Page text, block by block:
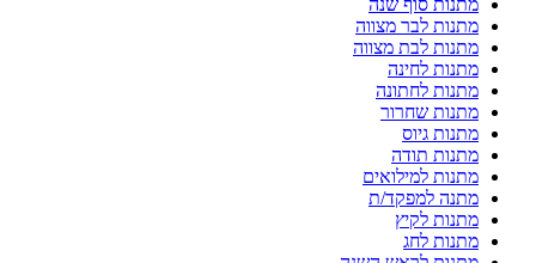
מתנות סוף שנה
מתנות לבר מצווה
מתנות לבת מצווה
מתנות לחינה
מתנות לחתונה
מתנות שחרור
מתנות גיוס
מתנות תודה
מתנות למילואים
מתנה למפקד/ת
מתנות לקיץ
מתנות לחג